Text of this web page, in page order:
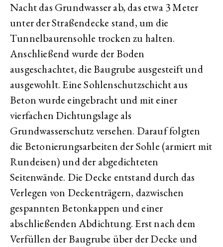
Nacht das Grundwasser ab, das etwa 3 Meter
unter der Straßendecke stand, um die
Tunnelbaurensohle trocken zu halten.
Anschließend wurde der Boden
ausgeschachtet, die Baugrube ausgesteift und
ausgewohlt. Eine Sohlenschutzschicht aus
Beton wurde eingebracht und mit einer
vierfachen Dichtungslage als
Grundwasserschutz versehen. Darauf folgten
die Betonierungsarbeiten der Sohle (armiert mit
Rundeisen) und der abgedichteten
Seitenwände. Die Decke entstand durch das
Verlegen von Deckenträgern, dazwischen
gespannten Betonkappen und einer
abschließenden Abdichtung. Erst nach dem
Verfüllen der Baugrube über der Decke und